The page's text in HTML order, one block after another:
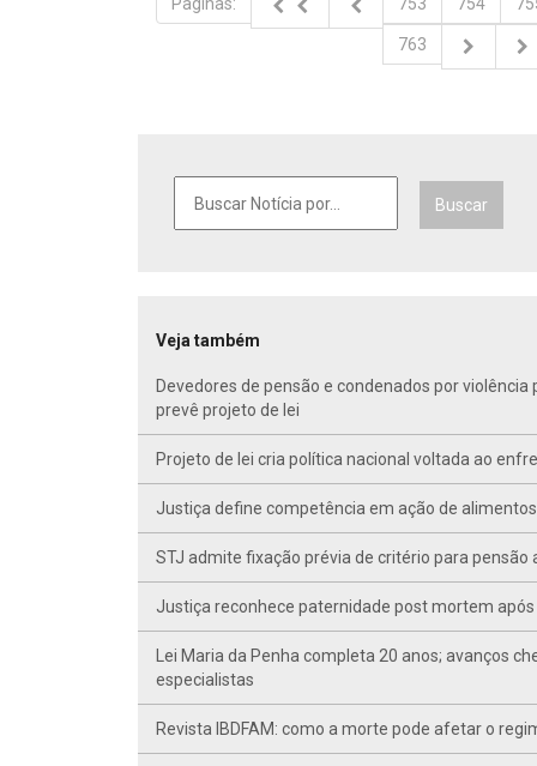
763
Buscar
Veja também
Devedores de pensão e condenados por
prevê projeto de lei
Projeto de lei cria política nacional voltada ao
Justiça define competência em ação de
STJ admite fixação prévia de critério para
Justiça reconhece paternidade post mortem
Lei Maria da Penha completa 20 anos; avanços
especialistas
Revista IBDFAM: como a morte pode afetar o